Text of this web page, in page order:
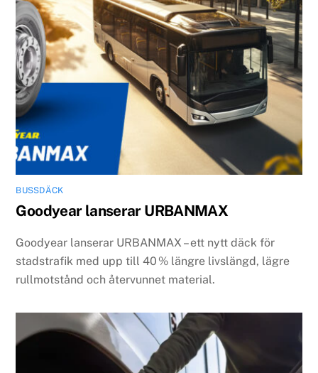
BUSSDÄCK
Goodyear lanserar URBANMAX
Goodyear lanserar URBANMAX – ett nytt däck för
stadstrafik med upp till 40 % längre livslängd, lägre
rullmotstånd och återvunnet material.